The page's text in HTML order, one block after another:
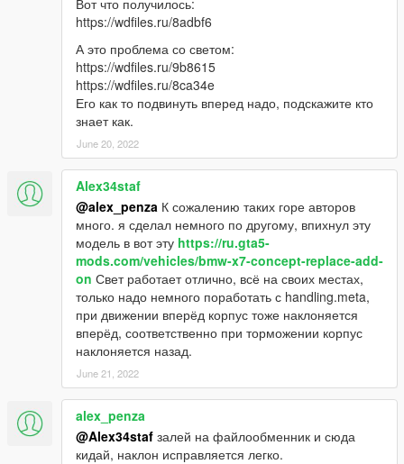
https://wdfiles.ru/8adbf6
А это проблема со светом:
https://wdfiles.ru/9b8615
https://wdfiles.ru/8ca34e
Его как то подвинуть вперед надо, подскажите кто
знает как.
June 20, 2022
Alex34staf
@alex_penza К сожалению таких горе авторов
много. я сделал немного по другому, впихнул эту
модель в вот эту https://ru.gta5-
mods.com/vehicles/bmw-x7-concept-replace-add-
on Свет работает отлично, всё на своих местах,
только надо немного поработать с handling.meta,
при движении вперёд корпус тоже наклоняется
вперёд, соответственно при торможении корпус
наклоняется назад.
June 21, 2022
alex_penza
@Alex34staf залей на файлообменник и сюда
кидай, наклон исправляется легко.